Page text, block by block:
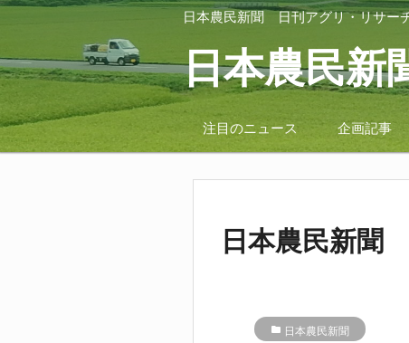
日本農民新聞 日刊アグリ・リサー
日本農民新
注目のニュース 企画記事
日本農民新
folder 日本農民新聞